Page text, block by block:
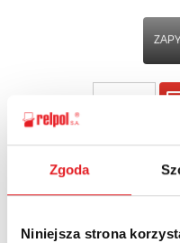
Zgoda
Niniejsza strona